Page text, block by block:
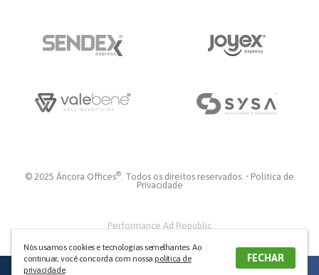
CANAIS DE
© 2025 Âncora Offices® . Todos os direitos reservados. • Política de
Privacidade
Performance Ad Republic
Nós usamos cookies e tecnologias semelhantes. Ao
continuar, você concorda com nossapolítica de
privacidade.
FECHAR